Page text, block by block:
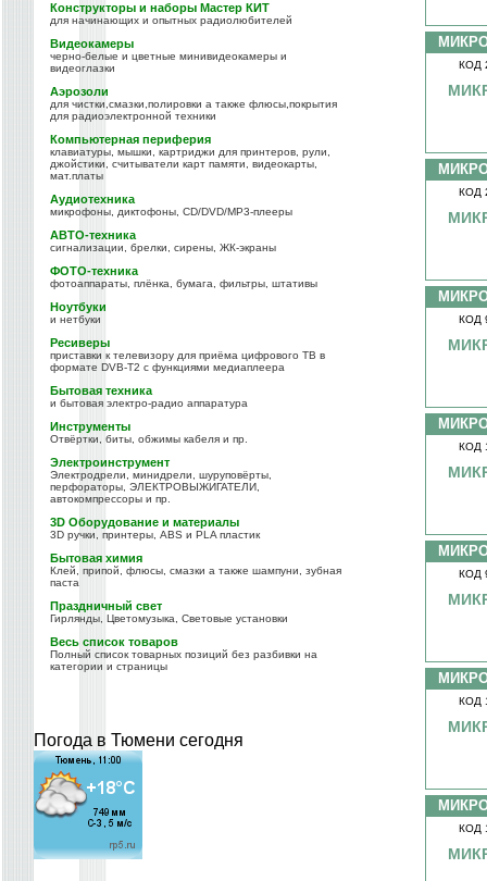
Конструкторы и наборы Мастер КИТ
для начинающих и опытных радиолюбителей
Видеокамеры
черно-белые и цветные минивидеокамеры и
видеоглазки
Аэрозоли
для чистки,смазки,полировки а также флюсы,покрытия
для радиоэлектронной техники
Компьютерная периферия
клавиатуры, мышки, картриджи для принтеров, рули,
джойстики, считыватели карт памяти, видеокарты,
мат.платы
Аудиотехника
микрофоны, диктофоны, CD/DVD/MP3-плееры
АВТО-техника
сигнализации, брелки, сирены, ЖК-экраны
ФОТО-техника
фотоаппараты, плёнка, бумага, фильтры, штативы
Ноутбуки
и нетбуки
Ресиверы
приставки к телевизору для приёма цифрового ТВ в
формате DVB-T2 с функциями медиаплеера
Бытовая техника
и бытовая электро-радио аппаратура
Инструменты
Отвёртки, биты, обжимы кабеля и пр.
Электроинструмент
Электродрели, минидрели, шуруповёрты,
перфораторы, ЭЛЕКТРОВЫЖИГАТЕЛИ,
автокомпрессоры и пр.
3D Оборудование и материалы
3D ручки, принтеры, ABS и PLA пластик
Бытовая химия
Клей, припой, флюсы, смазки а также шампуни, зубная
паста
Праздничный свет
Гирлянды, Цветомузыка, Световые установки
Весь список товаров
Полный список товарных позиций без разбивки на
категории и страницы
Погода в Тюмени сегодня
КОД
КОД
КОД
КОД
КОД
КОД
КОД